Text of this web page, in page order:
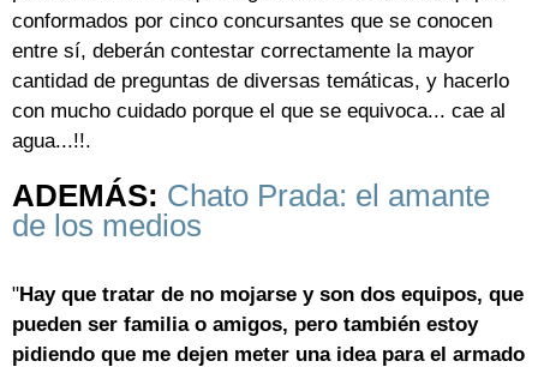
conformados por cinco concursantes que se conocen
entre sí, deberán contestar correctamente la mayor
cantidad de preguntas de diversas temáticas, y hacerlo
con mucho cuidado porque el que se equivoca... cae al
agua...!!.
ADEMÁS: Chato Prada: el amante
de los medios
"Hay que tratar de no mojarse y son dos equipos, que
pueden ser familia o amigos, pero también estoy
pidiendo que me dejen meter una idea para el armado